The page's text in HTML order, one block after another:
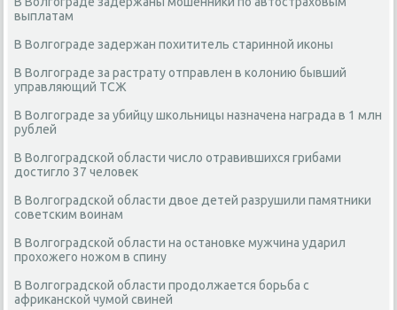
выплатам
В Волгограде задержан похититель старинной иконы
В Волгограде за растрату отправлен в колонию бывший
управляющий ТСЖ
В Волгограде за убийцу школьницы назначена награда в 1 млн
рублей
В Волгоградской области число отравившихся грибами
достигло 37 человек
В Волгоградской области двое детей разрушили памятники
советским воинам
В Волгоградской области на остановке мужчина ударил
прохожего ножом в спину
В Волгоградской области продолжается борьба с
африканской чумой свиней